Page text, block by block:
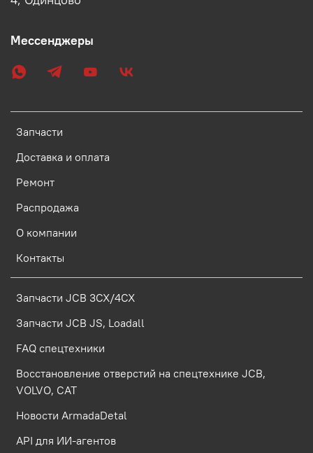
Запчасти
Доставка и оплата
Ремонт
Распродажа
О компании
Контакты
Запчасти JCB 3CX/4CX
Запчасти JCB JS, Loadall
FAQ спецтехники
Восстановление отверстий на спецтехнике JCB,
VOLVO, CAT
Новости ArmadaDetal
API для ИИ-агентов
Мессенджеры